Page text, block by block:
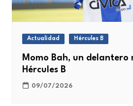
Actualidad Hércules B
Momo Bah, un delantero
Hércules B
09/07/2026